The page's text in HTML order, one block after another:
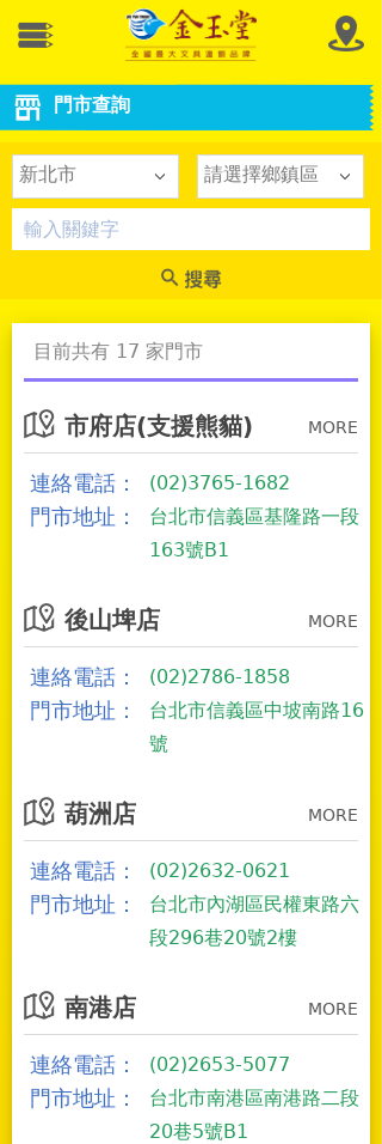
門市查詢
新北市 請選擇鄉鎮區
目前共有 17 家門市
市府店(支援熊貓) MORE
連絡電話： (02)3765-1682
門市地址：
台北市信義區基隆路一段
163號B1
後山埤店 MORE
連絡電話： (02)2786-1858
門市地址：
台北市信義區中坡南路16
號
葫洲店 MORE
連絡電話： (02)2632-0621
門市地址：
台北市內湖區民權東路六
段296巷20號2樓
南港店 MORE
連絡電話： (02)2653-5077
門市地址：
台北市南港區南港路二段
20巷5號B1